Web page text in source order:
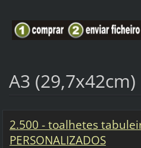
A3 (29,7x42cm)
2.500 - toalhetes
PERSONALIZADOS